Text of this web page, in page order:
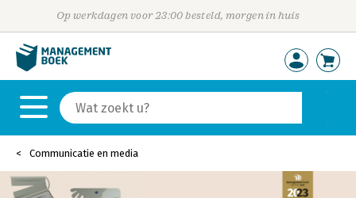
Op werkdagen voor 23:00 besteld, morgen in huis
Communicatie en media